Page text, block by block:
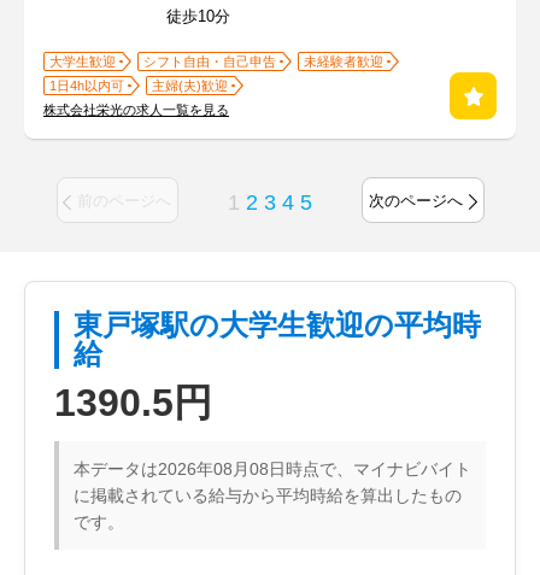
徒歩10分
大学生歓迎 シフト自由・自己申告
未経験者歓迎
1日4h以内可
主婦(夫)歓迎
株式会社栄光の求人一覧を見る
前のページへ 1 2 3 4 5 次のページへ
東戸塚駅の大学生歓迎の平均時
給
1390.5円
本データは2026年08月08日時点で、マイナビバイト
に掲載されている給与から平均時給を算出したもの
です。